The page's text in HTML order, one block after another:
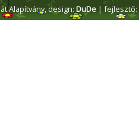
Alapítvány,design: DuDe | fejlesztő: